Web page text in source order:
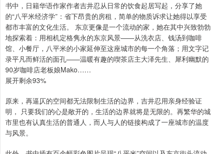
书中，日籍华语作家作者吉井忍从日常的饮食起居写起，分享了她
的“八平米经济学”：省下昂贵的房租，简单的物质诉求让她得以享受
都市丰富的文化生活。 东京更像是一个流动的家，她在其中兴致勃勃
地探索着：用相机定格隽永的东京风景——从洗衣店、钱汤到咖啡
馆、小餐厅，八平米的小家延伸至这座城市的每一个角落；用文字记
录平凡而鲜活的面孔——温暖有趣的喫茶店主大泽先生、犀利幽默的
90岁咖啡店老板娘Mako……
展开剩余93%
原来，再逼仄的空间都无法限制生活的边界，吉井忍用亲身经验证
明， 只要我们的心是敞开的，生活的边界就将是无限的。再繁华的城
市里也有认真生活的普通人，而人与人的链接构成了一座城市的温度
与风景。